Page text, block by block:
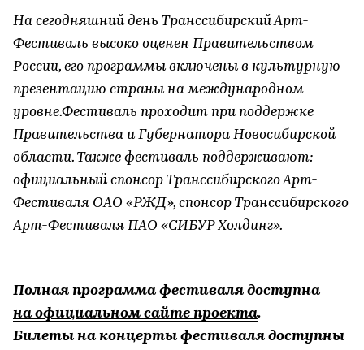
На сегодняшний день Транссибирский Арт-
Фестиваль высоко оценен Правительством
России, его программы включены в культурную
презентацию страны на международном
уровне.Фестиваль проходит при поддержке
Правительства и Губернатора Новосибирской
области. Также фестиваль поддерживают:
официальный спонсор Транссибирского Арт-
Фестиваля ОАО «РЖД», спонсор Транссибирского
Арт-Фестиваля ПАО «СИБУР Холдинг».
Полная программа фестиваля доступна
на официальном сайте проекта.
Билеты на концерты фестиваля доступны